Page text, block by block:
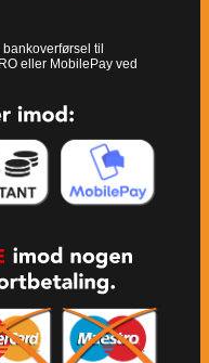
til
eller MobilePay ved